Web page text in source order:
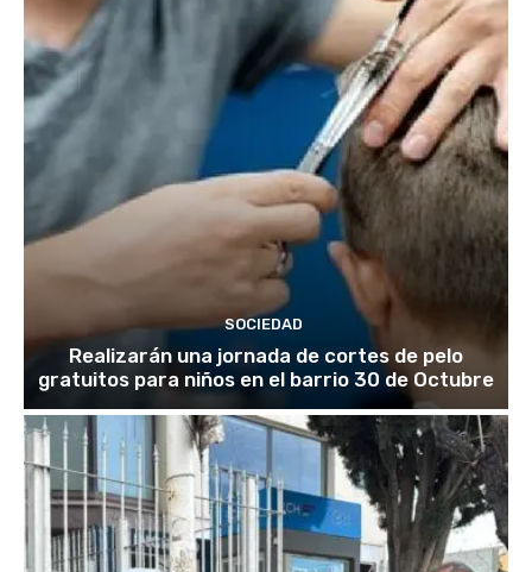
SOCIEDAD
Realizarán una jornada de cortes de pelo
gratuitos para niños en el barrio 30 de Octubre